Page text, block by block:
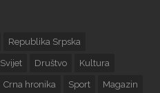
Republika Srpska
Svijet Društvo Kultura
Crna hronika Sport Magazin